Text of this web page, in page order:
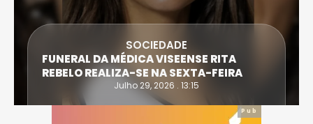
SOCIEDADE
FUNERAL DA MÉDICA VISEENSE RITA
REBELO REALIZA-SE NA SEXTA-FEIRA
Julho 29, 2026 . 13:15
Pub